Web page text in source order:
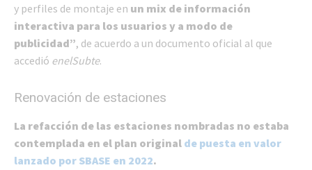
y perfiles de montaje en un mix de información
interactiva para los usuarios y a modo de
publicidad”, de acuerdo a un documento oficial al que
accedió enelSubte.
Renovación de estaciones
La refacción de las estaciones nombradas no estaba
contemplada en el plan original de puesta en valor
lanzado por SBASE en 2022.